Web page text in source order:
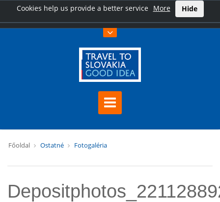
Cookies help us provide a better service More Hide
Főoldal Ostatné Fotogaléria